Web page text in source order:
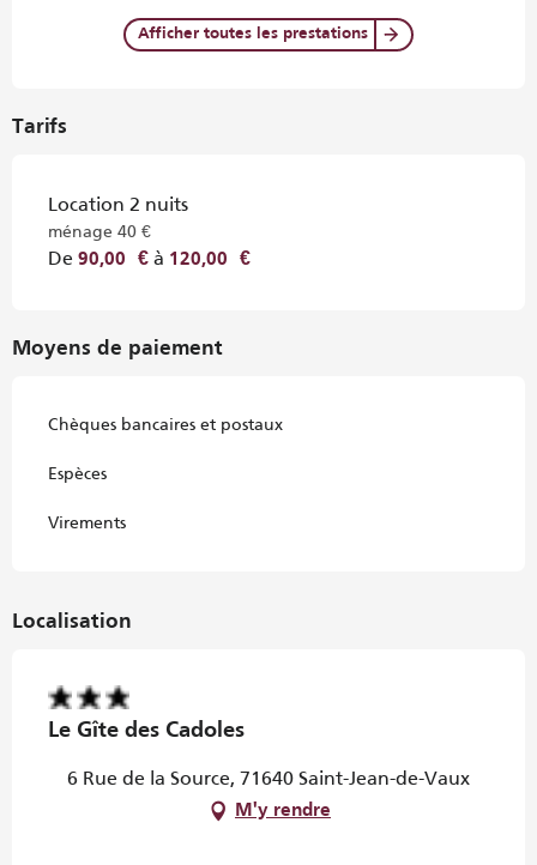
Afficher toutes les prestations
Tarifs
Location 2 nuits
ménage 40 €
De 90,00 € à 120,00 €
Moyens de paiement
Chèques bancaires et postaux
Espèces
Virements
Localisation
Le Gîte des Cadoles
6 Rue de la Source, 71640 Saint-Jean-de-Vaux
M'y rendre